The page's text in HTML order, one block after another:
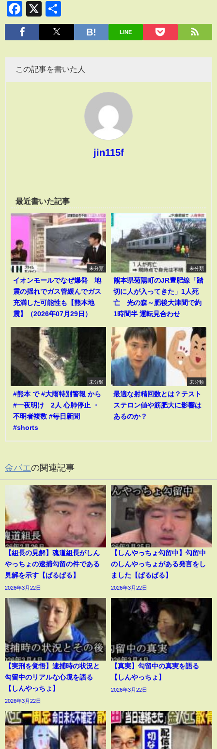
Facebook
X
有
LINE
この記事を書いた人
jin115f
最近書いた記事
未分類
イオンモールでなぜ爆発 地
震の揺れでガス管緩んでガス
充満した可能性も【熊本地
震】（2026年07月29日）
未分類
熊本県菊陽町のJR豊肥線「踏
切に人が入ってきた」1人死
亡 光の森～肥後大津間で約
1時間半 運転見合わせ
未分類
#熊本 で #大雨特別警報 から
#一夜明け 2人 心肺停止 ・
不明者複数 #毎日新聞
#shorts
未分類
最適な射精回数とは？テスト
ステロン値や筋肥大に影響は
あるのか？
金バエの関連記事
【組長の見解】魂道組長がしん
やっちょの逮捕勾留の件である
見解を示す【ぱるぱる】
2026年3月22日
【しんやっちょ勾留中】勾留中
のしんやっちょがある発言をし
ました【ぱるぱる】
2026年3月22日
【実刑を覚悟】逮捕時の状況と
勾留中のリアルな心境を語る
【しんやっちょ】
2026年3月22日
【真実】勾留中の真実を語る
【しんやっちょ】
2026年3月22日